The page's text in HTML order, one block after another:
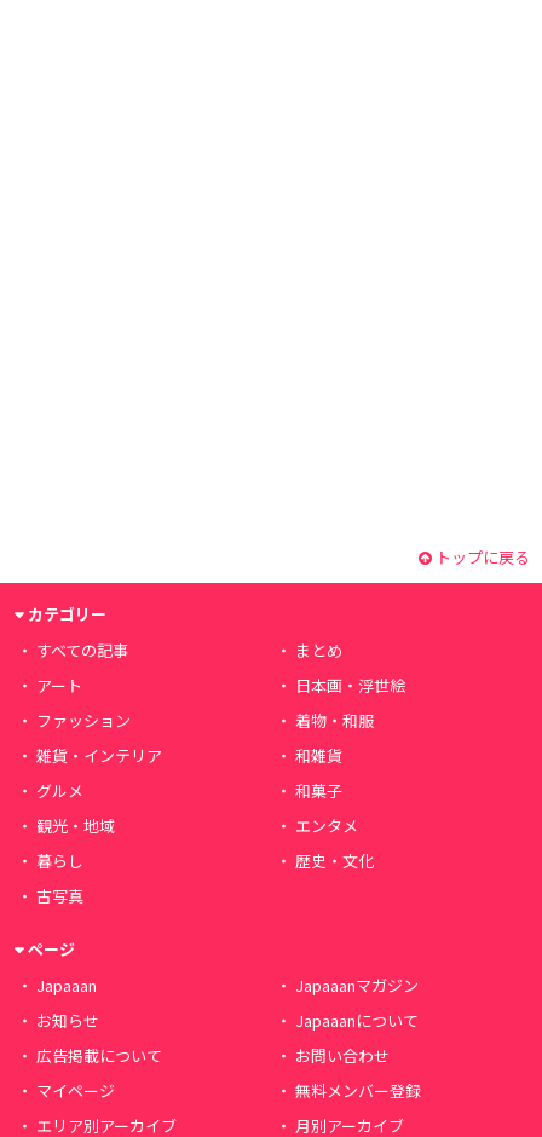
トップに戻る
カテゴリー
すべての記事
まとめ
アート
日本画・浮世絵
ファッション
着物・和服
雑貨・インテリア
和雑貨
グルメ
和菓子
観光・地域
エンタメ
暮らし
歴史・文化
古写真
ページ
Japaaan
Japaaanマガジン
お知らせ
Japaaanについて
広告掲載について
お問い合わせ
マイページ
無料メンバー登録
エリア別アーカイブ
月別アーカイブ